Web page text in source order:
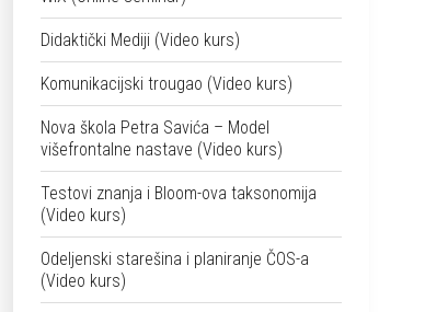
Didaktički Mediji (Video kurs)
Komunikacijski trougao (Video kurs)
Nova škola Petra Savića – Model
višefrontalne nastave (Video kurs)
Testovi znanja i Bloom-ova taksonomija
(Video kurs)
Odeljenski starešina i planiranje ČOS-a
(Video kurs)